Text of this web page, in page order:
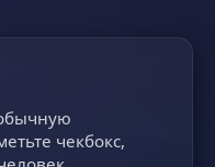
чекбокс,